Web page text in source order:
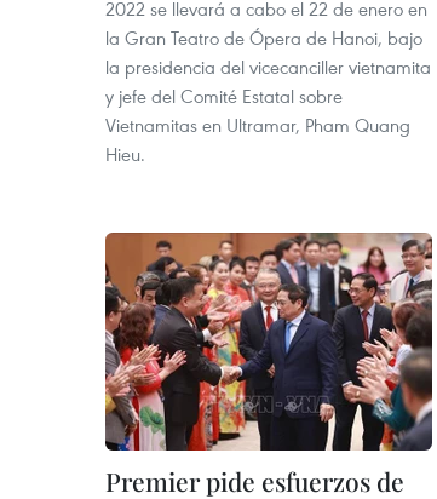
2022 se llevará a cabo el 22 de enero en
la Gran Teatro de Ópera de Hanoi, bajo
la presidencia del vicecanciller vietnamita
y jefe del Comité Estatal sobre
Vietnamitas en Ultramar, Pham Quang
Hieu.
Premier pide esfuerzos de